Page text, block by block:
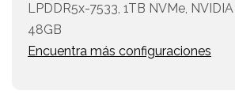
LPDDR5x-7533, 1TB NVMe,
48GB
Encuentra más configuraciones